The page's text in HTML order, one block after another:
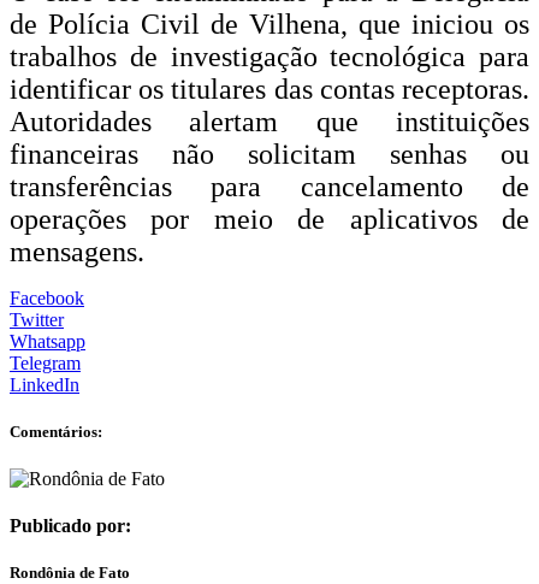
de Polícia Civil de Vilhena, que iniciou os
trabalhos de investigação tecnológica para
identificar os titulares das contas receptoras.
Autoridades alertam que instituições
financeiras não solicitam senhas ou
transferências para cancelamento de
operações por meio de aplicativos de
mensagens.
Facebook
Twitter
Whatsapp
Telegram
LinkedIn
Comentários:
Publicado por:
Rondônia de Fato